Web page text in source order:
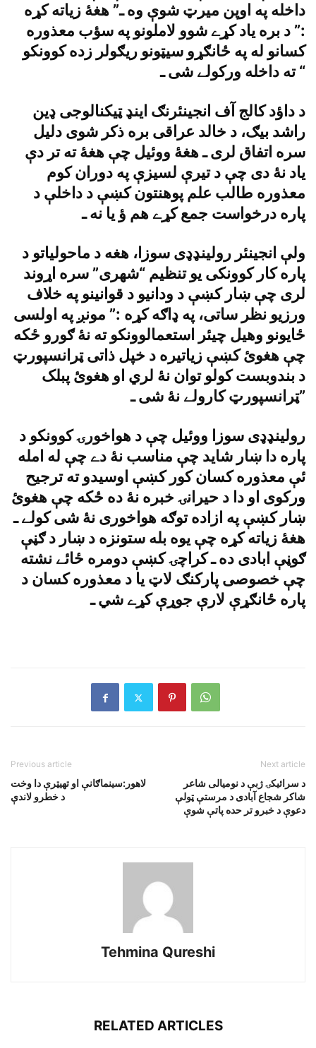
داخله په اوپن ميرټ شوې وه ـ” هغۀ زياته کړه
:” د بره ياد کړے شوو لاملونو په سؤب معذوره
کسانو له په ځانګړو سيټونو ريګولر زده کوونکو
ته داخله ورکولے شى ـ “
د داؤد کالج آف انجينئرنګ اينډ ټيکنالوجى ډين
راشد بيګ، د خالد عراقى بره ذکر شوى دليل
سره اتفاق لرى ـ هغۀ ووئيل چې هغۀ ته تر دې
ياد نۀ دى چې د تيرې لسيزې په دوران کوم
معذوره طالب علم پوهنتون کښې د داخلې د
پاره درخواست جمع کړے هم ؤ يا نه ـ
ولې انجينئر رولينډډى سوزا، هغه د ماحولياتو د
پاره کار کوونکى يو تنظيم “شهرى” سره اړوند
لرى چې ښار کښې د ودانيو د قوانينو په خلاف
ورزيو نظر ساتى، په ډاګه کړه :” مونږ په اولسى
ځايونو وهيل چيئر استعمالوونکو ته نۀ ګورو ځکه
چې هغوئ کښې زياتيره د خپل ذاتى ټرانسپورټ
د بندوبست کولو توان نۀ لري او هغوئ پبلک
ټرانسپورټ کارولے نۀ شى ـ”
رولينډډى سوزا ووئيل چې د هواخورۍ کوونکو د
پاره دا ښار شايد چې مناسب نۀ دے چې له امله
ئې معذوره کسان کور کښې اوسيدو ته ترجيح
ورکوى او دا د حيرانۍ خبره نۀ ده ځکه چې هغوئ
ښار کښې په ازاده توګه هواخورى نۀ شى کولے ـ
هغۀ زياته کړه چې يوه بله ستونزه د ښار د ګڼې
ګوڼې ابادى ده ـ کراچۍ کښې دومره ځائے نشته
چې خصوصى پارکنګ لاټ يا د معذوره کسان د
پاره ځانګړې لارې جوړې کړے شي ـ
Previous article
لاهور:سينماګانې او تهيټرې دا وخت
د خطرو لاندې
Next article
د سرائيکۍ ژبې د نوميالى شاعر
شاکر شجاع آبادى د مرستې ټولې
دعوې د خبرو تر حده پاتې شوې
Tehmina Qureshi
RELATED ARTICLES